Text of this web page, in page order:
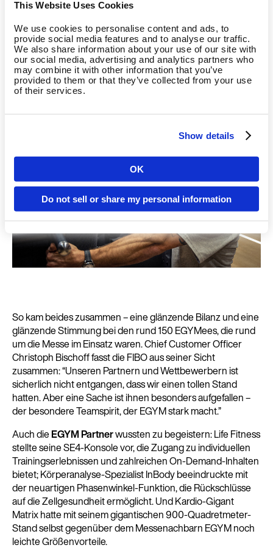
This Website Uses Cookies
We use cookies to personalise content and ads, to
provide social media features and to analyse our traffic.
We also share information about your use of our site with
our social media, advertising and analytics partners who
may combine it with other information that you’ve
provided to them or that they’ve collected from your use
of their services.
Show details
OK
Do not sell or share my personal information
EGYM Stand herum aufweist (z.B. Matrix, InBody,
LifeFitness); und natürlich unsereTrainingsinnovation
Gameday, die unseren Stand zur Arena machte und vom
Businessmann bis zum Bodybuilder jeden der rund 1400
Teilnehmer zur sportlichen Höchstleistung antrieb – auch
EGYM Ambassador Mimi Kraus (Foto).
So kam beides zusammen – eine glänzende Bilanz und eine
glänzende Stimmung bei den rund 150 EGYMees, die rund
um die Messe im Einsatz waren. Chief Customer Officer
Christoph Bischoff fasst die FIBO aus seiner Sicht
zusammen: “Unseren Partnern und Wettbewerbern ist
sicherlich nicht entgangen, dass wir einen tollen Stand
hatten. Aber eine Sache ist ihnen besonders aufgefallen –
der besondere Teamspirit, der EGYM stark macht.”
Auch dieEGYM Partnerwussten zu begeistern: Life Fitness
stellte seine SE4-Konsole vor, die Zugang zu individuellen
Trainingserlebnissen und zahlreichen On-Demand-Inhalten
bietet; Körperanalyse-Spezialist InBody beeindruckte mit
der neuartigen Phasenwinkel-Funktion, die Rückschlüsse
auf die Zellgesundheit ermöglicht. Und Kardio-Gigant
Matrix hatte mit seinem gigantischen 900-Quadretmeter-
Stand selbst gegenüber dem Messenachbarn EGYM noch
leichte Größenvorteile.
Sprache
Weiter